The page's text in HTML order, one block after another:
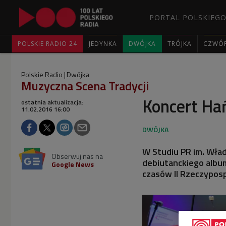
PORTAL
POLSKIE RADIO 24 JEDYNKA DWÓJKA TRÓJKA
Polskie Radio Dwójka
Muzyczna Scena Tradycji
Koncert
ostatnia aktualizacja:
11.02.2016 16:00
Obserwuj nas na
Google News
W Studiu PR im.
debiutanckiego
czasów II